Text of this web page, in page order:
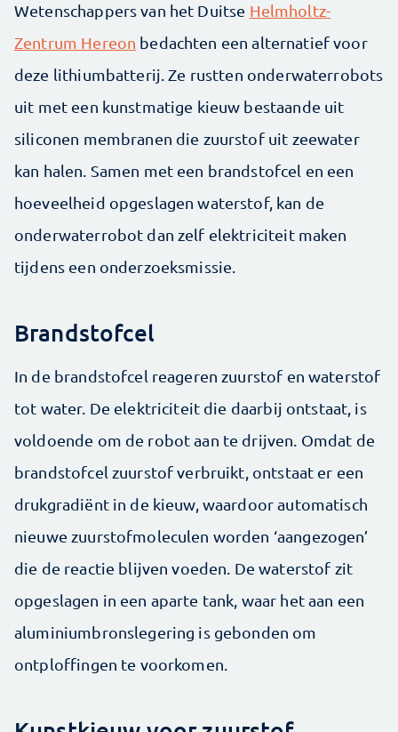
Wetenschappers van het Duitse Helmholtz-
Zentrum Hereon bedachten een alternatief voor
deze lithiumbatterij. Ze rustten onderwaterrobots
uit met een kunstmatige kieuw bestaande uit
siliconen membranen die zuurstof uit zeewater
kan halen. Samen met een brandstofcel en een
hoeveelheid opgeslagen waterstof, kan de
onderwaterrobot dan zelf elektriciteit maken
tijdens een onderzoeksmissie.
Brandstofcel
In de brandstofcel reageren zuurstof en waterstof
tot water. De elektriciteit die daarbij ontstaat, is
voldoende om de robot aan te drijven. Omdat de
brandstofcel zuurstof verbruikt, ontstaat er een
drukgradiënt in de kieuw, waardoor automatisch
nieuwe zuurstofmoleculen worden ‘aangezogen’
die de reactie blijven voeden. De waterstof zit
opgeslagen in een aparte tank, waar het aan een
aluminiumbronslegering is gebonden om
ontploffingen te voorkomen.